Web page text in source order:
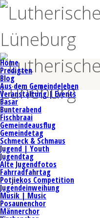
Home
Predigten
Blog
Aus dem Gemeindeleben
Veranstaltung | Events
Basar
Bunterabend
Fischbraai
Gemeindeausflug
Gemeindetag
Schmeck & Schmaus
Jugend | Youth
Jugendtag
Alte Jugendfotos
Fahrradfahrtag
Potjiekos Competition
Jugendeinweihung
Musik | Music
Posaunenchor
Männerchor